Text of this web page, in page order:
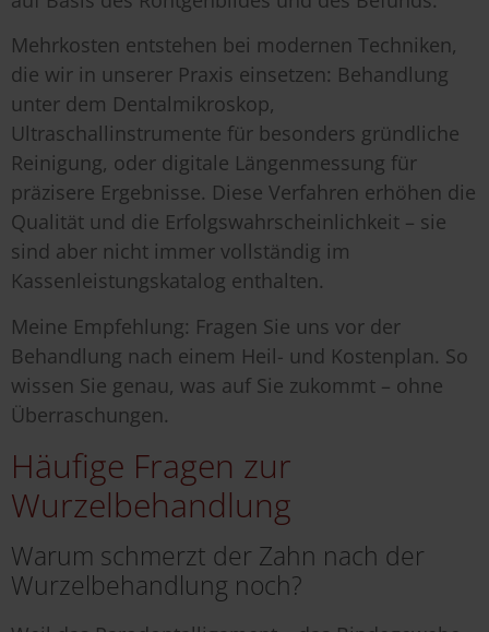
Mehrkosten entstehen bei modernen Techniken,
die wir in unserer Praxis einsetzen: Behandlung
unter dem Dentalmikroskop,
Ultraschallinstrumente für besonders gründliche
Reinigung, oder digitale Längenmessung für
präzisere Ergebnisse. Diese Verfahren erhöhen die
Qualität und die Erfolgswahrscheinlichkeit – sie
sind aber nicht immer vollständig im
Kassenleistungskatalog enthalten.
Meine Empfehlung: Fragen Sie uns vor der
Behandlung nach einem Heil- und Kostenplan. So
wissen Sie genau, was auf Sie zukommt – ohne
Überraschungen.
Häufige Fragen zur
Wurzelbehandlung
Warum schmerzt der Zahn nach der
Wurzelbehandlung noch?